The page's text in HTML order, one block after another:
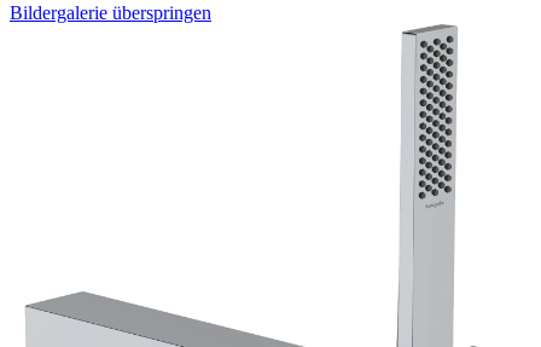
Bildergalerie überspringen